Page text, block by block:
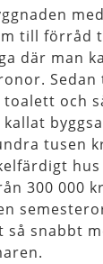
till förråd
där man
och
kallat
tusen
hus
300 000
så snabbt